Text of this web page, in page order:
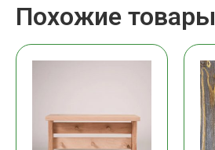
Похожие товары